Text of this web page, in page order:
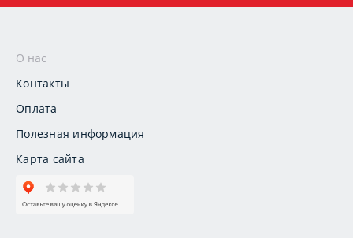
О нас
Контакты
Оплата
Полезная информация
Карта сайта